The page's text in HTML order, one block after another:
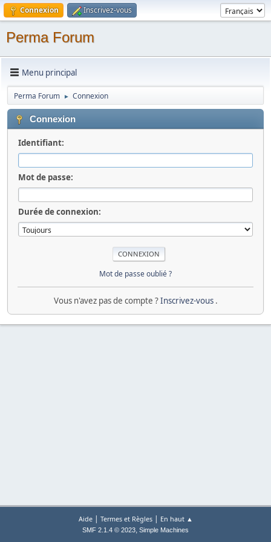
Connexion Inscrivez-vous
Perma Forum
Menu principal
Perma Forum ► Connexion
Connexion
Identifiant:
Mot de passe:
Durée de connexion:
Mot de passe oublié ?
Vous n'avez pas de compte ?Inscrivez-vous .
Aide| Termes et Règles| En haut ▲
SMF 2.1.4 © 2023, Simple Machines